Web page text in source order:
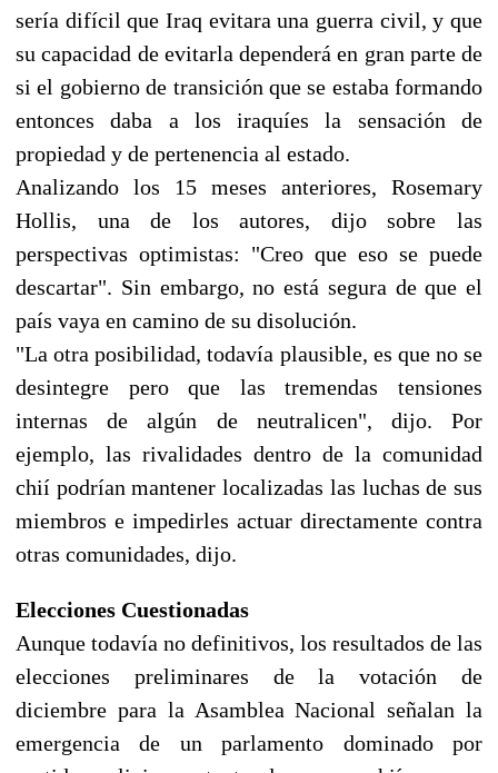
sería difícil que Iraq evitara una guerra civil, y que
su capacidad de evitarla dependerá en gran parte de
si el gobierno de transición que se estaba formando
entonces daba a los iraquíes la sensación de
propiedad y de pertenencia al estado.
Analizando los 15 meses anteriores, Rosemary
Hollis, una de los autores, dijo sobre las
perspectivas optimistas: "Creo que eso se puede
descartar". Sin embargo, no está segura de que el
país vaya en camino de su disolución.
"La otra posibilidad, todavía plausible, es que no se
desintegre pero que las tremendas tensiones
internas de algún de neutralicen", dijo. Por
ejemplo, las rivalidades dentro de la comunidad
chií podrían mantener localizadas las luchas de sus
miembros e impedirles actuar directamente contra
otras comunidades, dijo.
Elecciones Cuestionadas
Aunque todavía no definitivos, los resultados de las
elecciones preliminares de la votación de
diciembre para la Asamblea Nacional señalan la
emergencia de un parlamento dominado por